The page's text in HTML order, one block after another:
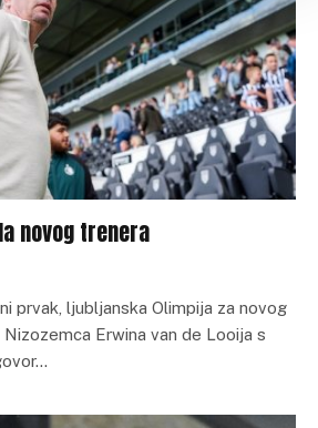
novog trenera
prvak, ljubljanska Olimpija za novog
Erwina van de Looija s